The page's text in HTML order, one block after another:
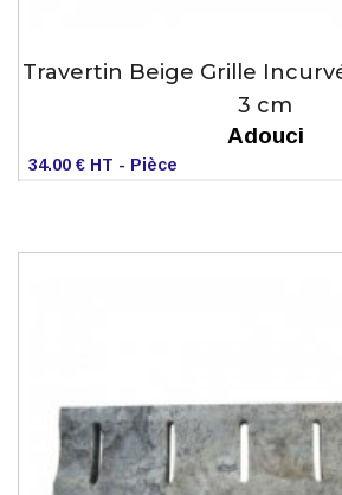
Travertin Beige Grille
3 cm
Adouci
34.00 € HT - Pièce